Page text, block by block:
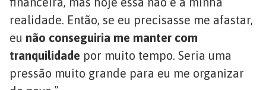
realidade. Então, se eu precisasse me afastar,
eu não conseguiria me manter com
tranquilidade por muito tempo. Seria uma
pressão muito grande para eu me organizar